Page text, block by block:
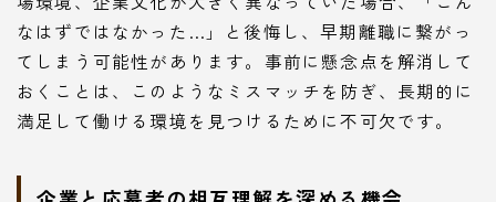
なはずではなかった…」と後悔し、早期離職に繋がっ
てしまう可能性があります。事前に懸念点を解消して
おくことは、このようなミスマッチを防ぎ、長期的に
満足して働ける環境を見つけるために不可欠です。